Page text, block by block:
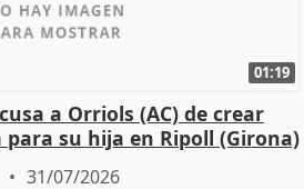
01:19
a Orriols (AC) de crear
su hija en Ripoll (Girona)
31/07/2026